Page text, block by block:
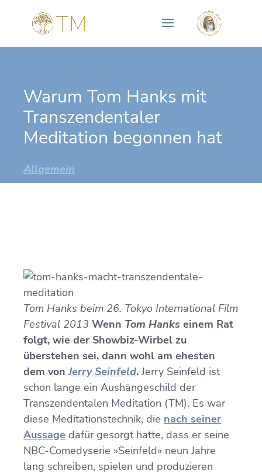
Warum Tom Hanks mit
Transzendentaler
Meditation begonnen hat
Allgemein
Tom Hanks beim 26. Tokyo International Film
Festival 2013 Wenn Tom Hanks einem Rat
folgt, wie der Showbiz-Wirbel zu
überstehen sei, dann wohl am ehesten
dem vonJerry Seinfeld.Jerry Seinfeld ist
schon lange ein Aushängeschild der
Transzendentalen Meditation (TM). Es war
diese Meditationstechnik, die nach seiner
Aussage dafür gesorgt hatte, dass er seine
NBC-Comedyserie »Seinfeld« neun Jahre
lang schreiben, spielen und produzieren